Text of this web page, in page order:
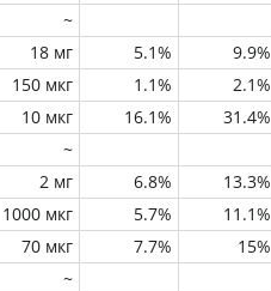
~
18 мг 5.1% 9.9%
150 мкг 1.1% 2.1%
10 мкг 16.1% 31.4%
~
2 мг 6.8% 13.3%
1000 мкг 5.7% 11.1%
70 мкг 7.7% 15%
~